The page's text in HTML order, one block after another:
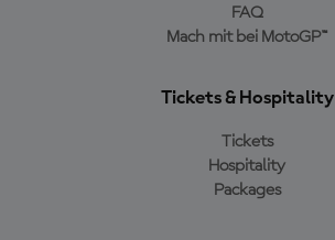
FAQ
Mach mit bei MotoGP™
Tickets & Hospitality
Tickets
Hospitality
Packages